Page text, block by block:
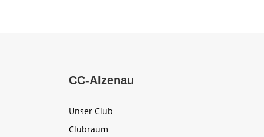
CC-Alzenau
Unser Club
Clubraum